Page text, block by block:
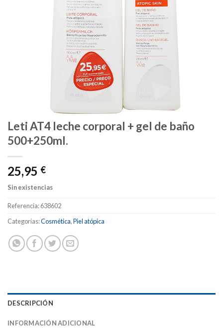
Leti AT4 leche corporal + gel de baño
500+250ml.
25,95 €
Sin existencias
Referencia:638602
Categorías:Cosmética,Piel atópica
DESCRIPCIÓN
INFORMACIÓN ADICIONAL